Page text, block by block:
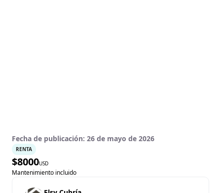
Fecha de publicación: 26 de mayo de 2026
RENTA
$8000USD
Mantenimiento incluido